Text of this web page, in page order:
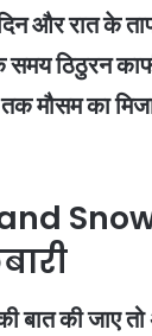
और रात के
ठिठुरन
मौसम का
बात की जाए